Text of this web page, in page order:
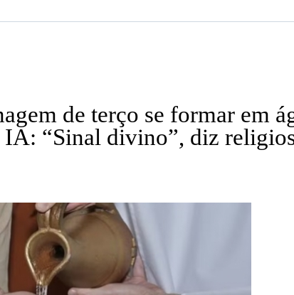
de terço se formar em
IA: “Sinal divino”, diz